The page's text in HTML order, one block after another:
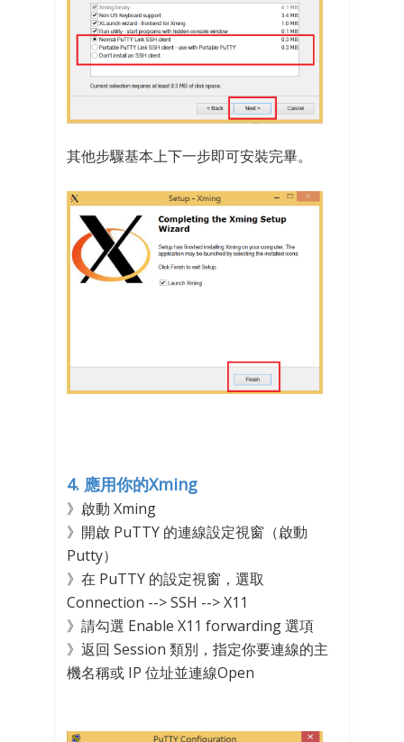
其他步驟基本上下一步即可安裝完畢。
4. 應用你的Xming
》啟動 Xming
》開啟 PuTTY 的連線設定視窗（啟動
Putty）
》在 PuTTY 的設定視窗，選取
Connection --> SSH --> X11
》請勾選 Enable X11 forwarding 選項
》返回 Session 類別，指定你要連線的主
機名稱或 IP 位址並連線Open